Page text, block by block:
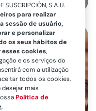
SUSCRIPCIÓN, S.A.U.
para realizar
sessão de usuário,
e personalizar
os seus hábitos de
cookies,
e os serviços do
com a utilização
todos os cookies,
mais
Política de
.